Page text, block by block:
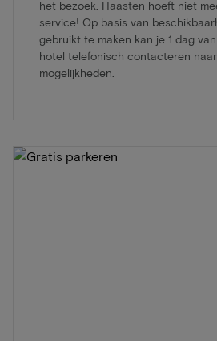
het bezoek. Haasten hoeft niet
service! Op basis van
gebruikt te maken kan je 1 dag
hotel telefonisch contacteren
mogelijkheden.